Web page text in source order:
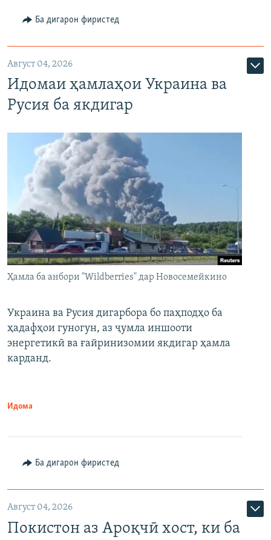
Ба дигарон фиристед
Август 04, 2026
Идомаи ҳамлаҳои Украина ва
Русия ба якдигар
Ҳамла ба анбори "Wildberries" дар Новосемейкино
Украина ва Русия дигарбора бо паҳподҳо ба
ҳадафҳои гуногун, аз ҷумла иншооти
энергетикӣ ва ғайринизомии якдигар ҳамла
карданд.
Идома
Ба дигарон фиристед
Август 04, 2026
Покистон аз Ароқчӣ хост, ки ба